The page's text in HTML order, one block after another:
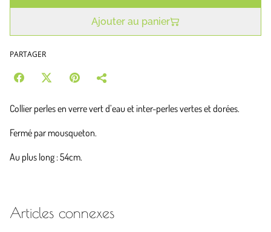
Ajouter au panier
PARTAGER
Collier perles en verre vert d’eau et inter-perles vertes et dorées.
Fermé par mousqueton.
Au plus long : 54cm.
Articles connexes